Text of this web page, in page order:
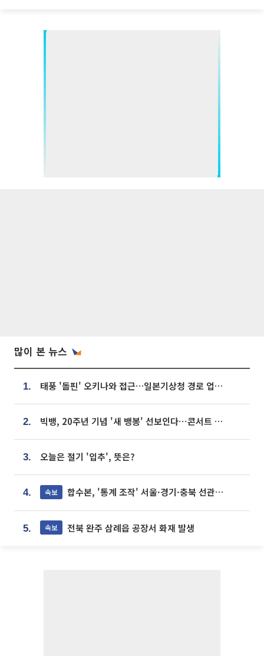
많이 본 뉴스
1. 태풍 '돌핀' 오키나와 접근…일본기상청 경로 업데이트
2. 빅뱅, 20주년 기념 '새 뱅봉' 선보인다⋯콘서트 앞두고 팝업 개최
3. 오늘은 절기 '입추', 뜻은?
4. 속보 합수본, '통계 조작' 서울·경기·충북 선관위 등 추가 압수수색
5. 속보 전북 완주 삼례읍 공장서 화재 발생